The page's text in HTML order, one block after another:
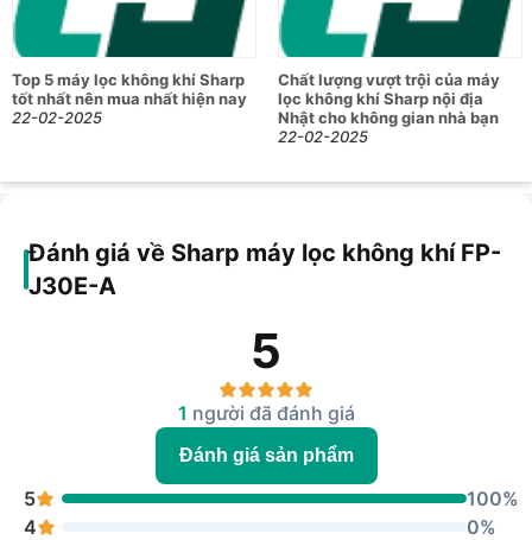
Top 5 máy lọc không khí Sharp
tốt nhất nên mua nhất hiện nay
22-02-2025
Chất lượng vượt trội của máy
lọc không khí Sharp nội địa
Nhật cho không gian nhà bạn
22-02-2025
Đánh giá về Sharp máy lọc không khí FP-
J30E-A
5
1 người đã đánh giá
Đánh giá sản phẩm
5
100%
4
0%